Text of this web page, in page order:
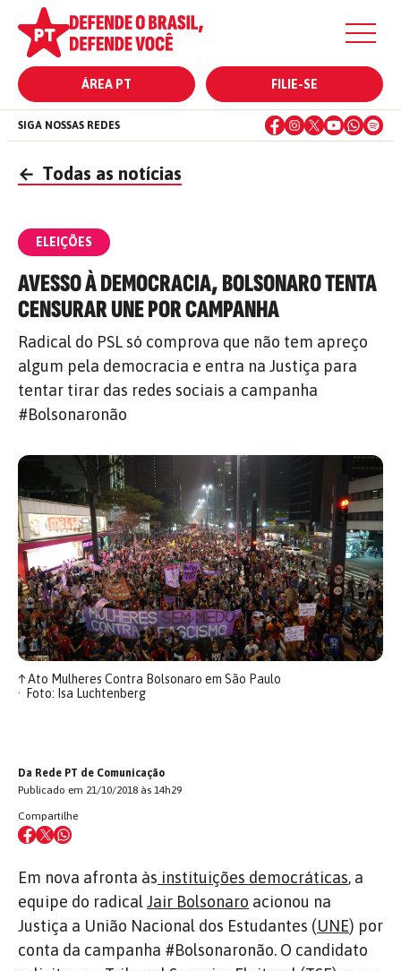
ÁREA PT FILIE-SE
SIGA NOSSAS REDES
← Todas as notícias
ELEIÇÕES
AVESSO À DEMOCRACIA, BOLSONARO TENTA
CENSURAR UNE POR CAMPANHA
Radical do PSL só comprova que não tem apreço
algum pela democracia e entra na Justiça para
tentar tirar das redes sociais a campanha
#Bolsonaronão
↑Ato Mulheres Contra Bolsonaro em São Paulo
Foto: Isa Luchtenberg
Da Rede PT de Comunicação
Publicado em 21/10/2018 às 14h29
Compartilhe
Em nova afronta às instituições democráticas, a
equipe do radicalJair Bolsonaro acionou na
Justiça a União Nacional dos Estudantes (UNE) por
conta da campanha #Bolsonaronão. O candidato